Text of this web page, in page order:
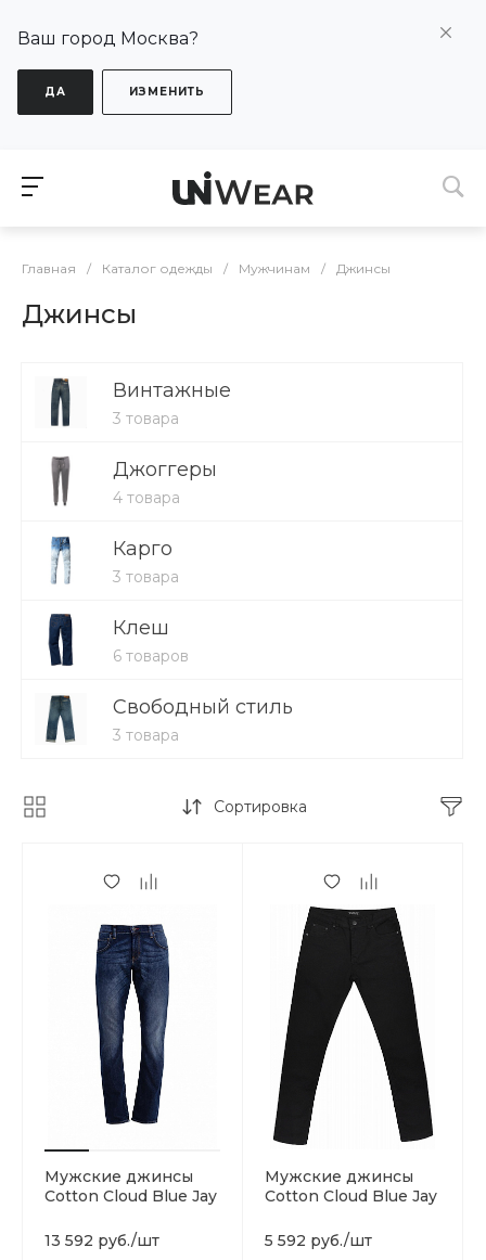
Ваш город Москва?
ДА ИЗМЕНИТЬ
Главная / Каталог одежды / Мужчинам / Джинсы
Джинсы
Винтажные
3 товара
Джоггеры
4 товара
Карго
3 товара
Клеш
6 товаров
Свободный стиль
3 товара
Сортировка
Мужские джинсы
Cotton Cloud Blue Jay
13 592 руб./шт
Мужские джинсы
Cotton Cloud Blue Jay
5 592 руб./шт